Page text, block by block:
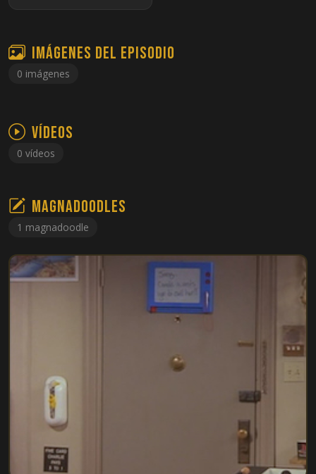
Imágenes del episodio
0 imágenes
Vídeos
0 vídeos
Magnadoodles
1 magnadoodle